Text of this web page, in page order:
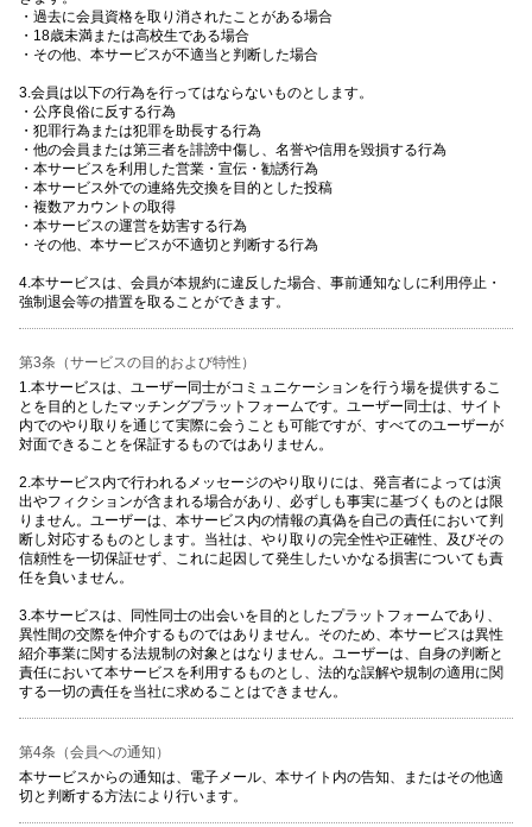
・過去に会員資格を取り消されたことがある場合
・18歳未満または高校生である場合
・その他、本サービスが不適当と判断した場合
3.会員は以下の行為を行ってはならないものとします。
・公序良俗に反する行為
・犯罪行為または犯罪を助長する行為
・他の会員または第三者を誹謗中傷し、名誉や信用を毀損する行為
・本サービスを利用した営業・宣伝・勧誘行為
・本サービス外での連絡先交換を目的とした投稿
・複数アカウントの取得
・本サービスの運営を妨害する行為
・その他、本サービスが不適切と判断する行為
4.本サービスは、会員が本規約に違反した場合、事前通知なしに利用停止・
強制退会等の措置を取ることができます。
第3条（サービスの目的および特性）
1.本サービスは、ユーザー同士がコミュニケーションを行う場を提供するこ
とを目的としたマッチングプラットフォームです。ユーザー同士は、サイト
内でのやり取りを通じて実際に会うことも可能ですが、すべてのユーザーが
対面できることを保証するものではありません。
2.本サービス内で行われるメッセージのやり取りには、発言者によっては演
出やフィクションが含まれる場合があり、必ずしも事実に基づくものとは限
りません。ユーザーは、本サービス内の情報の真偽を自己の責任において判
断し対応するものとします。当社は、やり取りの完全性や正確性、及びその
信頼性を一切保証せず、これに起因して発生したいかなる損害についても責
任を負いません。
3.本サービスは、同性同士の出会いを目的としたプラットフォームであり、
異性間の交際を仲介するものではありません。そのため、本サービスは異性
紹介事業に関する法規制の対象とはなりません。ユーザーは、自身の判断と
責任において本サービスを利用するものとし、法的な誤解や規制の適用に関
する一切の責任を当社に求めることはできません。
第4条（会員への通知）
本サービスからの通知は、電子メール、本サイト内の告知、またはその他適
切と判断する方法により行います。